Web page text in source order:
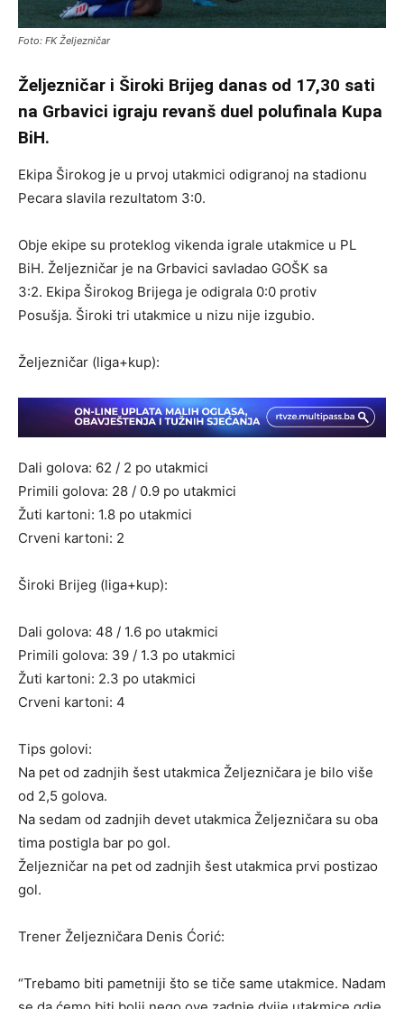
Foto: FK Željezničar
Željezničar i Široki Brijeg danas od 17,30 sati
na Grbavici igraju revanš duel polufinala Kupa
BiH.
Ekipa Širokog je u prvoj utakmici odigranoj na stadionu
Pecara slavila rezultatom 3:0.
Obje ekipe su proteklog vikenda igrale utakmice u PL
BiH. Željezničar je na Grbavici savladao GOŠK sa
3:2. Ekipa Širokog Brijega je odigrala 0:0 protiv
Posušja. Široki tri utakmice u nizu nije izgubio.
Željezničar (liga+kup):
Dali golova: 62 / 2 po utakmici
Primili golova: 28 / 0.9 po utakmici
Žuti kartoni: 1.8 po utakmici
Crveni kartoni: 2
Široki Brijeg (liga+kup):
Dali golova: 48 / 1.6 po utakmici
Primili golova: 39 / 1.3 po utakmici
Žuti kartoni: 2.3 po utakmici
Crveni kartoni: 4
Tips golovi:
Na pet od zadnjih šest utakmica Željezničara je bilo više
od 2,5 golova.
Na sedam od zadnjih devet utakmica Željezničara su oba
tima postigla bar po gol.
Željezničar na pet od zadnjih šest utakmica prvi postizao
gol.
Trener Željezničara Denis Ćorić:
“Trebamo biti pametniji što se tiče same utakmice. Nadam